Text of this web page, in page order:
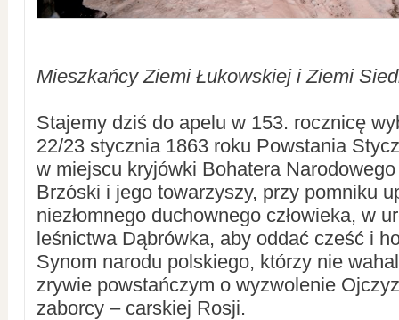
Mieszkańcy Ziemi Łukowskiej i Ziemi
Stajemy dziś do apelu w 153. rocznicę
22/23 stycznia 1863 roku Powstania
w miejscu kryjówki Bohatera Narodowego
Brzóski i jego towarzyszy, przy pomniku
niezłomnego duchownego człowieka, w
leśnictwa Dąbrówka, aby oddać cześć i
Synom narodu polskiego, którzy nie
zrywie powstańczym o wyzwolenie
zaborcy – carskiej Rosji.